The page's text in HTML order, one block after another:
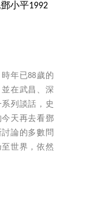
小平1992
時年已88歲的
在武昌、深
列談話，史
天再去看鄧
論的多數問
世界，依然